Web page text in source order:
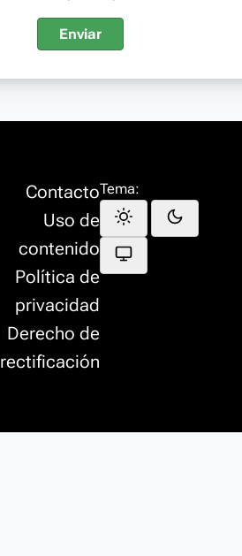
Enviar
Contacto
Uso de
contenido
Política de
privacidad
Derecho de
rectificación
Tema: